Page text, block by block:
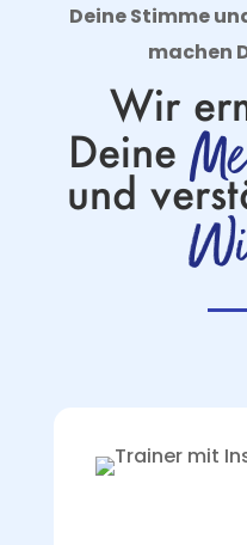
Deine Stimme
machen
Wir
Deine
und